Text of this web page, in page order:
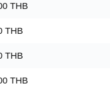
THB
THB
THB
THB